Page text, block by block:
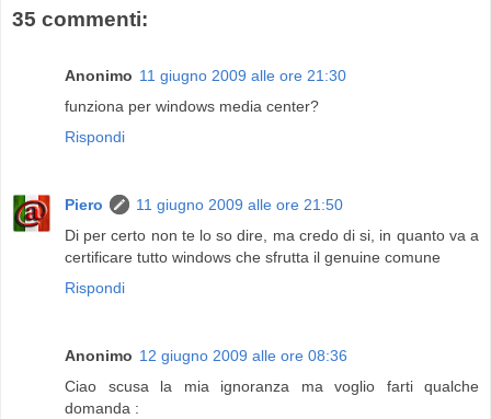
35 commenti:
Anonimo 11 giugno 2009 alle ore 21:30
funziona per windows media center?
Rispondi
Piero
11 giugno 2009 alle ore 21:50
Di per certo non te lo so dire, ma credo di si, in quanto va a
certificare tutto windows che sfrutta il genuine comune
Rispondi
Anonimo 12 giugno 2009 alle ore 08:36
Ciao scusa la mia ignoranza ma voglio farti qualche
domanda :